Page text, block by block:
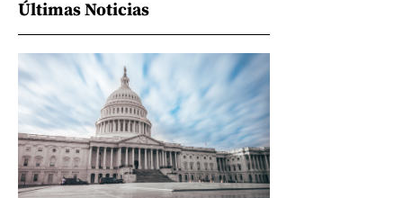
Últimas Noticias